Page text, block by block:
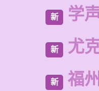
新 学
新 尤
新 福